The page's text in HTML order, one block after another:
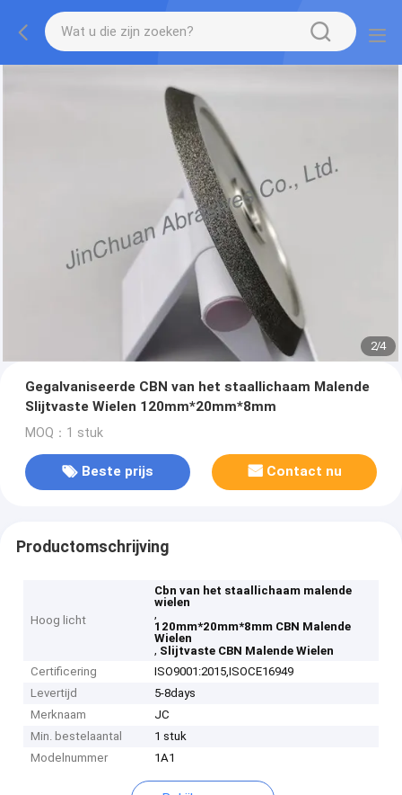
2/4
Gegalvaniseerde CBN van het staallichaam Malende
Slijtvaste Wielen 120mm*20mm*8mm
MOQ：1 stuk
Beste prijs Contact nu
Productomschrijving
Hoog licht
Cbn van het staallichaam malende
wielen
,
120mm*20mm*8mm CBN Malende
Wielen
, Slijtvaste CBN Malende Wielen
Certificering
ISO9001:2015,ISOCE16949
Levertijd
5-8days
Merknaam
JC
Min. bestelaantal
1 stuk
Modelnummer
1A1